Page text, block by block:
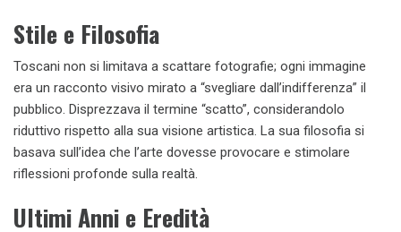
Stile e Filosofia
Toscani non si limitava a scattare fotografie; ogni immagine
era un racconto visivo mirato a “svegliare dall’indifferenza” il
pubblico. Disprezzava il termine “scatto”, considerandolo
riduttivo rispetto alla sua visione artistica. La sua filosofia si
basava sull’idea che l’arte dovesse provocare e stimolare
riflessioni profonde sulla realtà.
Ultimi Anni e Eredità